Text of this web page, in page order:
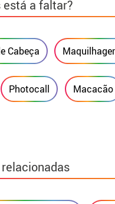
está a faltar?
Cabeça
Photocall Macacão